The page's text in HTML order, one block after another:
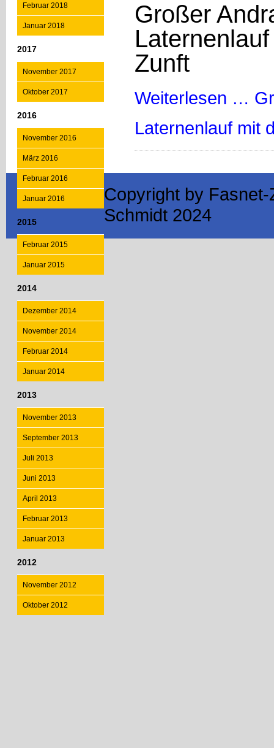
Februar 2018
Januar 2018
2017
November 2017
Oktober 2017
2016
November 2016
März 2016
Februar 2016
Januar 2016
2015
Februar 2015
Januar 2015
2014
Dezember 2014
November 2014
Februar 2014
Januar 2014
2013
November 2013
September 2013
Juli 2013
Juni 2013
April 2013
Februar 2013
Januar 2013
2012
November 2012
Oktober 2012
Großer
Zunft
Weiterlesen …
Laternenlauf mit
Copyright by
Schmidt 2024